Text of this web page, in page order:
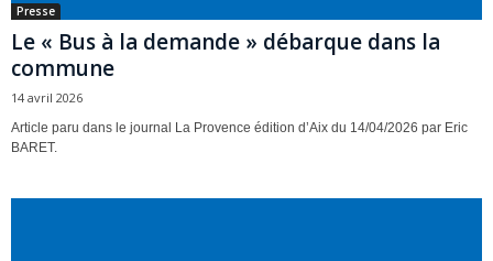
Presse
Le « Bus à la demande » débarque dans la
commune
14 avril 2026
Article paru dans le journal La Provence édition d’Aix du 14/04/2026 par Eric
BARET.